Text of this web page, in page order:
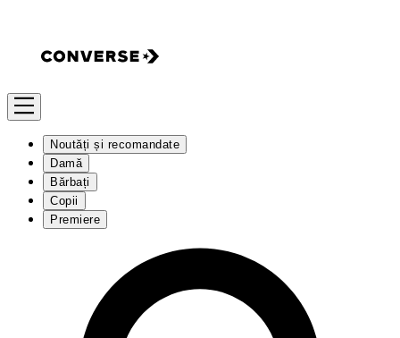
Noutăți și recomandate
Damă
Bărbați
Copii
Premiere